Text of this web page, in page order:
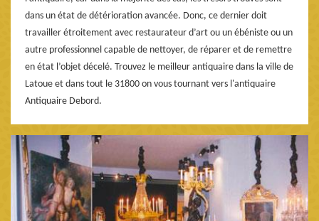
dans un état de détérioration avancée. Donc, ce dernier doit
travailler étroitement avec restaurateur d’art ou un ébéniste ou un
autre professionnel capable de nettoyer, de réparer et de remettre
en état l’objet décelé. Trouvez le meilleur antiquaire dans la ville de
Latoue et dans tout le 31800 on vous tournant vers l'antiquaire
Antiquaire Debord.